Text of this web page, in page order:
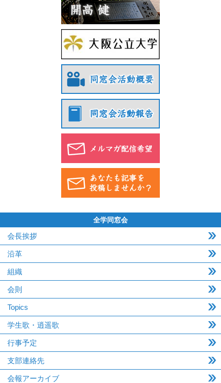
全学同窓会
会長挨拶
沿革
組織
会則
Topics
学生歌・逍遥歌
行事予定
支部連絡先
会報アーカイブ